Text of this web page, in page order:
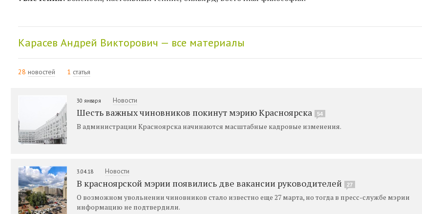
Карасев Андрей Викторович — все материалы
28 новостей 1 статья
30 января Новости
Шесть важных чиновников покинут мэрию Красноярска 54
В администрации Красноярска начинаются масштабные кадровые изменения.
3.04.18 Новости
В красноярской мэрии появились две вакансии руководителей 27
О возможном увольнении чиновников стало известно еще 27 марта, но тогда в пресс-службе мэрии
информацию не подтвердили.